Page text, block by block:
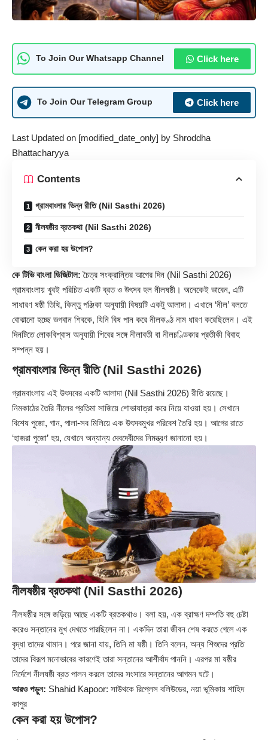
To Join Our Whatsapp Channel Click here
To Join Our Telegram Group Click here
Last Updated on [modified_date_only] by Shroddha
Bhattacharyya
Contents
গ্রামবাংলার ভিন্ন রীতি (Nil Sasthi 2026)
নীলষষ্ঠীর ব্রতকথা (Nil Sasthi 2026)
কেন করা হয় উপোস?
কে টিভি বাংলা ডিজিটাল:চৈত্র সংক্রান্তির আগের দিন (Nil Sasthi 2026)
গ্রামবাংলায় খুবই পরিচিত একটি ব্রত ও উৎসব হল নীলষষ্ঠী। অনেকেই ভাবেন, এটি
সাধারণ ষষ্ঠী তিথি, কিন্তু পঞ্জিকা অনুযায়ী বিষয়টি একটু আলাদা। এখানে ‘নীল’ বলতে
বোঝানো হচ্ছে ভগবান শিবকে, যিনি বিষ পান করে নীলকণ্ঠ নাম ধারণ করেছিলেন। এই
দিনটিতে লোকবিশ্বাস অনুযায়ী শিবের সঙ্গে নীলাবতী বা নীলচণ্ডিকার প্রতীকী বিবাহ
সম্পন্ন হয়।
গ্রামবাংলার ভিন্ন রীতি (Nil Sasthi 2026)
গ্রামবাংলায় এই উৎসবের একটি আলাদা (Nil Sasthi 2026) রীতি রয়েছে।
নিমকাঠের তৈরি নীলের প্রতিমা সাজিয়ে শোভাযাত্রা করে নিয়ে যাওয়া হয়। সেখানে
বিশেষ পুজো, গান, পালা-সব মিলিয়ে এক উৎসবমুখর পরিবেশ তৈরি হয়। আগের রাতে
‘হাজরা পুজো’ হয়, যেখানে অন্যান্য দেবদেবীদের নিমন্ত্রণ জানানো হয়।
নীলষষ্ঠীর ব্রতকথা (Nil Sasthi 2026)
নীলষষ্ঠীর সঙ্গে জড়িয়ে আছে একটি ব্রতকথাও। বলা হয়, এক ব্রাহ্মণ দম্পতি বহু চেষ্টা
করেও সন্তানের মুখ দেখতে পারছিলেন না। একদিন তারা জীবন শেষ করতে গেলে এক
বৃদ্ধা তাদের থামান। পরে জানা যায়, তিনি মা ষষ্ঠী। তিনি বলেন, অন্য শিশুদের প্রতি
তাদের বিরূপ মনোভাবের কারণেই তারা সন্তানের আশীর্বাদ পাননি। এরপর মা ষষ্ঠীর
নির্দেশে নীলষষ্ঠী ব্রত পালন করলে তাদের সংসারে সন্তানের আগমন ঘটে।
আরও পড়ুন: Shahid Kapoor: সাউথকে রিপ্লেস বলিউডের, নয়া ভূমিকায় শাহিদ
কাপুর
কেন করা হয় উপোস?